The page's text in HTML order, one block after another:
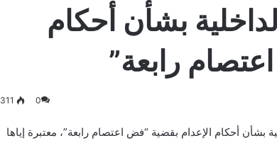
بشأن أحكام
رابعة”
0
311
أحكام الإعدام بقضية “فض اعتصام رابعة”، معتبرة إياها